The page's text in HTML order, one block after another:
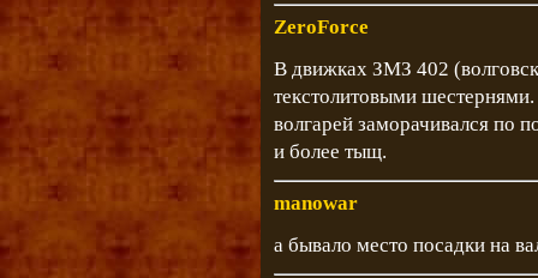
ZeroForce
В движках ЗМЗ 402
текстолитовыми
волгарей заморачивался по
и более тыщ.
manowar
а бывало место посадки на